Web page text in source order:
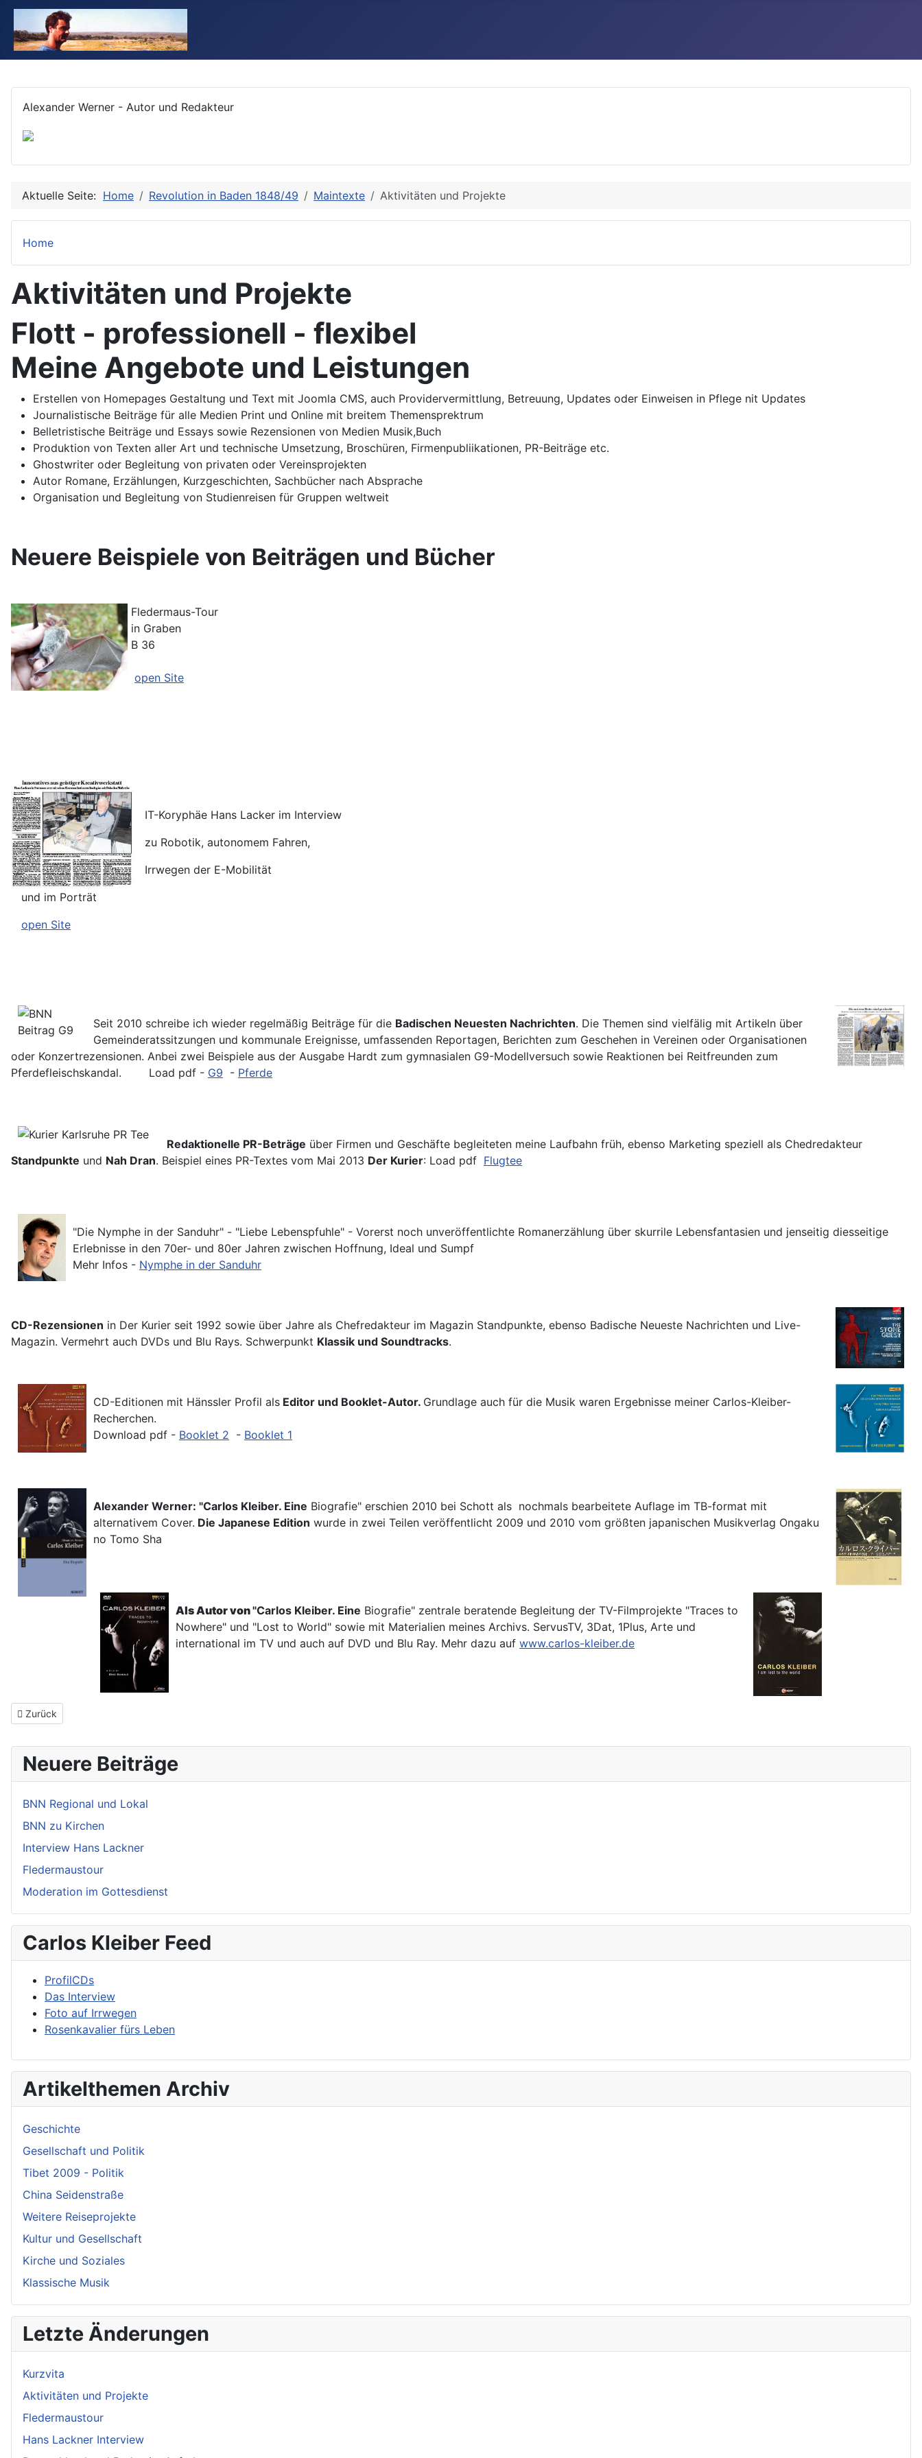
Alexander Werner - Autor und Redakteur
Aktuelle Seite: Home Revolution in Baden 1848/49 Maintexte Aktivitäten und Projekte
Home
Aktivitäten und Projekte
Flott - professionell - flexibel
Meine Angebote und Leistungen
Erstellen von Homepages Gestaltung und Text mit Joomla CMS, auch Providervermittlung, Betreuung, Updates oder Einweisen in Pflege nit Updates
Journalistische Beiträge für alle Medien Print und Online mit breitem Themensprektrum
Belletristische Beiträge und Essays sowie Rezensionen von Medien Musik,Buch
Produktion von Texten aller Art und technische Umsetzung, Broschüren, Firmenpubliikationen, PR-Beiträge etc.
Ghostwriter oder Begleitung von privaten oder Vereinsprojekten
Autor Romane, Erzählungen, Kurzgeschichten, Sachbücher nach Absprache
Organisation und Begleitung von Studienreisen für Gruppen weltweit
Neuere Beispiele von Beiträgen und Bücher
Fledermaus-Tour
in Graben
B 36
open Site
IT-Koryphäe Hans Lacker im Interview
zu Robotik, autonomem Fahren,
Irrwegen der E-Mobilität
und im Porträt
open Site
Seit 2010 schreibe ich wieder regelmäßig Beiträge für die Badischen Neuesten Nachrichten. Die Themen sind vielfälig mit Artikeln über
Gemeinderatssitzungen und kommunale Ereignisse, umfassenden Reportagen, Berichten zum Geschehen in Vereinen oder Organisationen
oder Konzertrezensionen. Anbei zwei Beispiele aus der Ausgabe Hardt zum gymnasialen G9-Modellversuch sowie Reaktionen bei Reitfreunden zum
Pferdefleischskandal. Load pdf - G9 - Pferde
Redaktionelle PR-Beträge über Firmen und Geschäfte begleiteten meine Laufbahn früh, ebenso Marketing speziell als Chedredakteur
Standpunkte und Nah Dran. Beispiel eines PR-Textes vom Mai 2013 Der Kurier: Load pdf Flugtee
"Die Nymphe in der Sanduhr" - "Liebe Lebenspfuhle" - Vorerst noch unveröffentlichte Romanerzählung über skurrile Lebensfantasien und jenseitig diesseitige
Erlebnisse in den 70er- und 80er Jahren zwischen Hoffnung, Ideal und Sumpf
Mehr Infos - Nymphe in der Sanduhr
CD-Rezensionen in Der Kurier seit 1992 sowie über Jahre als Chefredakteur im Magazin Standpunkte, ebenso Badische Neueste Nachrichten und Live-
Magazin. Vermehrt auch DVDs und Blu Rays. Schwerpunkt Klassik und Soundtracks.
CD-Editionen mit Hänssler Profil als Editor und Booklet-Autor. Grundlage auch für die Musik waren Ergebnisse meiner Carlos-Kleiber-
Recherchen.
Download pdf - Booklet 2 - Booklet 1
Alexander Werner: "Carlos Kleiber. Eine Biografie" erschien 2010 bei Schott als nochmals bearbeitete Auflage im TB-format mit
alternativem Cover. Die Japanese Edition wurde in zwei Teilen veröffentlicht 2009 und 2010 vom größten japanischen Musikverlag Ongaku
no Tomo Sha
Als Autor von"Carlos Kleiber. Eine Biografie" zentrale beratende Begleitung der TV-Filmprojekte "Traces to
Nowhere" und "Lost to World" sowie mit Materialien meines Archivs. ServusTV, 3Dat, 1Plus, Arte und
international im TV und auch auf DVD und Blu Ray. Mehr dazu auf www.carlos-kleiber.de
Vorheriger Beitrag: Deutschland und Baden im Aufruhr
Zurück
Neuere Beiträge
BNN Regional und Lokal
BNN zu Kirchen
Interview Hans Lackner
Fledermaustour
Moderation im Gottesdienst
Carlos Kleiber Feed
ProfilCDs
Das Interview
Foto auf Irrwegen
Rosenkavalier fürs Leben
Artikelthemen Archiv
Geschichte
Gesellschaft und Politik
Tibet 2009 - Politik
China Seidenstraße
Weitere Reiseprojekte
Kultur und Gesellschaft
Kirche und Soziales
Klassische Musik
Letzte Änderungen
Kurzvita
Aktivitäten und Projekte
Fledermaustour
Hans Lackner Interview